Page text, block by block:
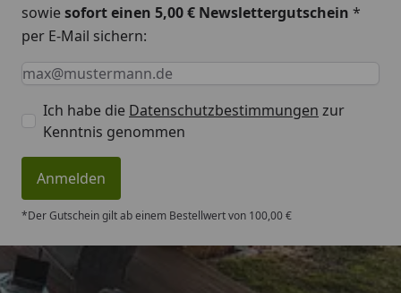
sowiesofort einen 5,00 € Newslettergutschein *
per E-Mail sichern:
Keine Eingabe erforderlich
Eingabe erforderlich
E-Mail *
Ich habe die Datenschutzbestimmungen zur
Kenntnis genommen
Anmelden
*Der Gutschein gilt ab einem Bestellwert von 100,00 €